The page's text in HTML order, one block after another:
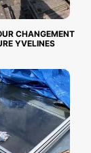
CHANGEMENT
YVELINES